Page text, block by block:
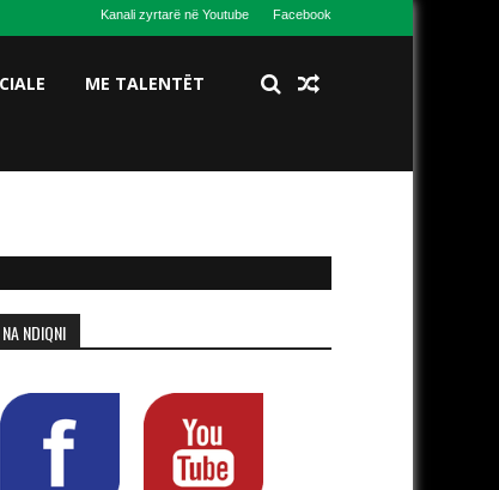
Kanali zyrtarë në Youtube Facebook
ME TALENTËT
NA NDIQNI